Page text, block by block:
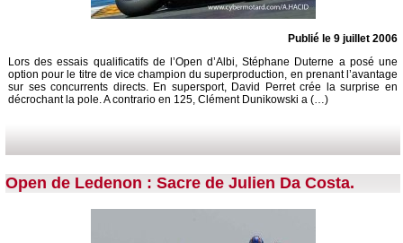
Publié le 9 juillet 2006
Lors des essais qualificatifs de l’Open d’Albi, Stéphane Duterne a posé une
option pour le titre de vice champion du superproduction, en prenant l’avantage
sur ses concurrents directs. En supersport, David Perret crée la surprise en
décrochant la pole. A contrario en 125, Clément Dunikowski a (…)
Open de Ledenon : Sacre de Julien Da Costa.